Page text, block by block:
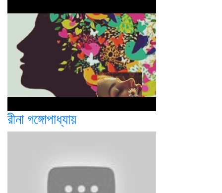
রীনা গঙ্গোপাধ্যায়